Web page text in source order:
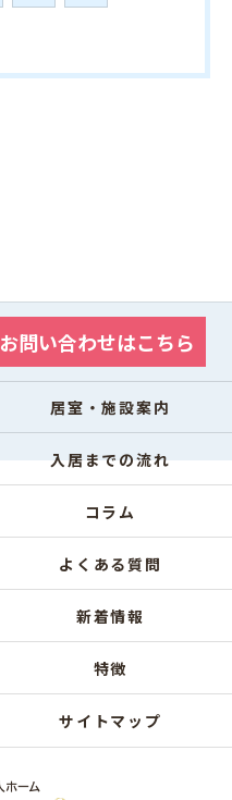
お問い合わせはこちら
居室・施設案内
入居までの流れ
コラム
よくある質問
新着情報
特徴
サイトマップ